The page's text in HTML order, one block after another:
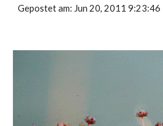
Gepostet am: Jun 20, 2011 9:23:46